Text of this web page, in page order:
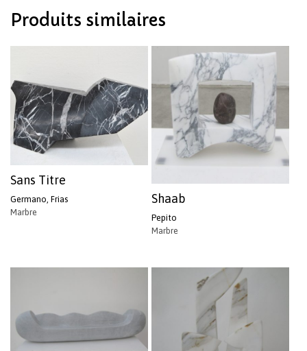
Votre panier est vide.
Revenir à l'Artotek
Produits similaires
Sans Titre
Germano, Frias
Marbre
Shaab
Pepito
Marbre